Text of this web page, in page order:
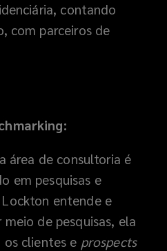
contando
com parceiros de
área de consultoria é
em pesquisas e
entende e
de pesquisas, ela
os clientes e prospects